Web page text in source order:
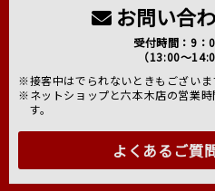
お問い合
受付時間：9：
（13:00～
※接客中はでられないときもございま
※ネットショップと六本木店の営業
す。
よくあるご質